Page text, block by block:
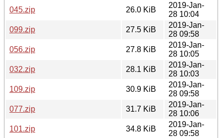
045.zip
26.0 KiB
2019-Jan-
28 10:04
099.zip
27.5 KiB
2019-Jan-
28 09:58
056.zip
27.8 KiB
2019-Jan-
28 10:05
032.zip
28.1 KiB
2019-Jan-
28 10:03
109.zip
30.9 KiB
2019-Jan-
28 09:58
077.zip
31.7 KiB
2019-Jan-
28 10:06
101.zip
34.8 KiB
2019-Jan-
28 09:58